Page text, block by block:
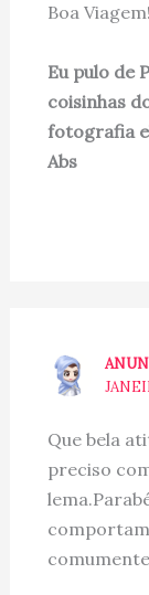
Boa
Eu pulo de
coisinhas
fotografia
Abs
Que bela
preciso